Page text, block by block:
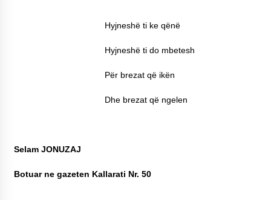
Hyjneshë ti ke qënë
Hyjneshë ti do mbetesh
Për brezat që ikën
Dhe brezat që ngelen
Selam JONUZAJ
Botuar ne gazeten Kallarati Nr. 50